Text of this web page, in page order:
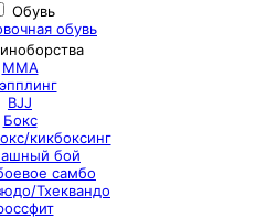
Обувь
обувь
ММА
BJJ
Бокс
кикбоксинг
бой
самбо
Тхеквандо